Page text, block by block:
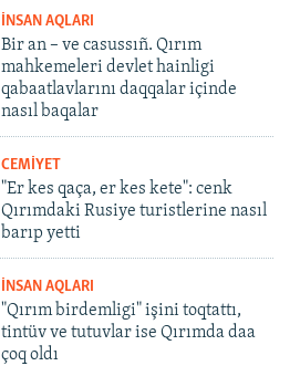
İNSAN AQLARI
Bir an – ve casussıñ. Qırım
mahkemeleri devlet hainligi
qabaatlavlarını daqqalar içinde
nasıl baqalar
CEMİYET
"Er kes qaça, er kes kete": cenk
Qırımdaki Rusiye turistlerine nasıl
barıp yetti
İNSAN AQLARI
"Qırım birdemligi" işini toqtattı,
tintüv ve tutuvlar ise Qırımda daa
çoq oldı